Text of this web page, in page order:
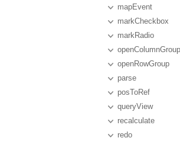
mapEvent
markCheckbox
markRadio
openColumnGroup
openRowGroup
parse
posToRef
queryView
recalculate
redo